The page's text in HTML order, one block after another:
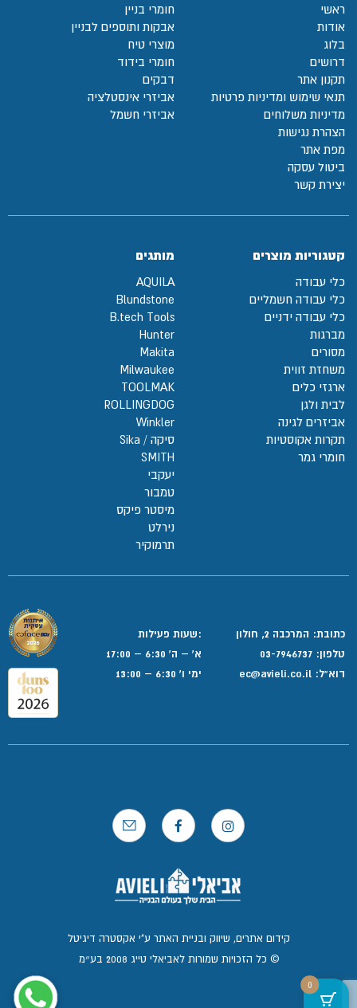
ראשי
אודות
בלוג
דרושים
תקנון אתר
תנאי שימוש ומדיניות פרטיות
מדיניות משלוחים
הצהרת נגישות
מפת אתר
ביטול עסקה
יצירת קשר
חומרי בניין
אבקות ותוספים לבניין
מוצרי טיח
חומרי בידוד
דבקים
אביזרי אינסטלציה
אביזרי חשמל
קטגוריות מוצרים
כלי עבודה
כלי עבודה חשמליים
כלי עבודה ידניים
מברגות
מסורים
משחזת זווית
ארגזי כלים
לבית ולגן
אביזרים לגינה
תקרות אקוסטיות
חומרי גמר
מותגים
AQUILA
Blundstone
B.tech Tools
Hunter
Makita
Milwaukee
TOOLMAK
ROLLINGDOG
Winkler
סיקה / Sika
SMITH
יעקבי
טמבור
מיסטר פיקס
נירלט
תרמוקיר
כתובת: המרכבה 2, חולון
טלפון: 03-7946737
דוא”ל:
:שעות פעילות
א' – ה' 6:30 – 17:00
ימי ו' 6:30 – 13:00
© כל הזכויות שמורות לאביאלי טייג 2008 בע״מ
קידום אתרים, שיווק ובניית האתר ע"י אקסטרה דיגיטל
0